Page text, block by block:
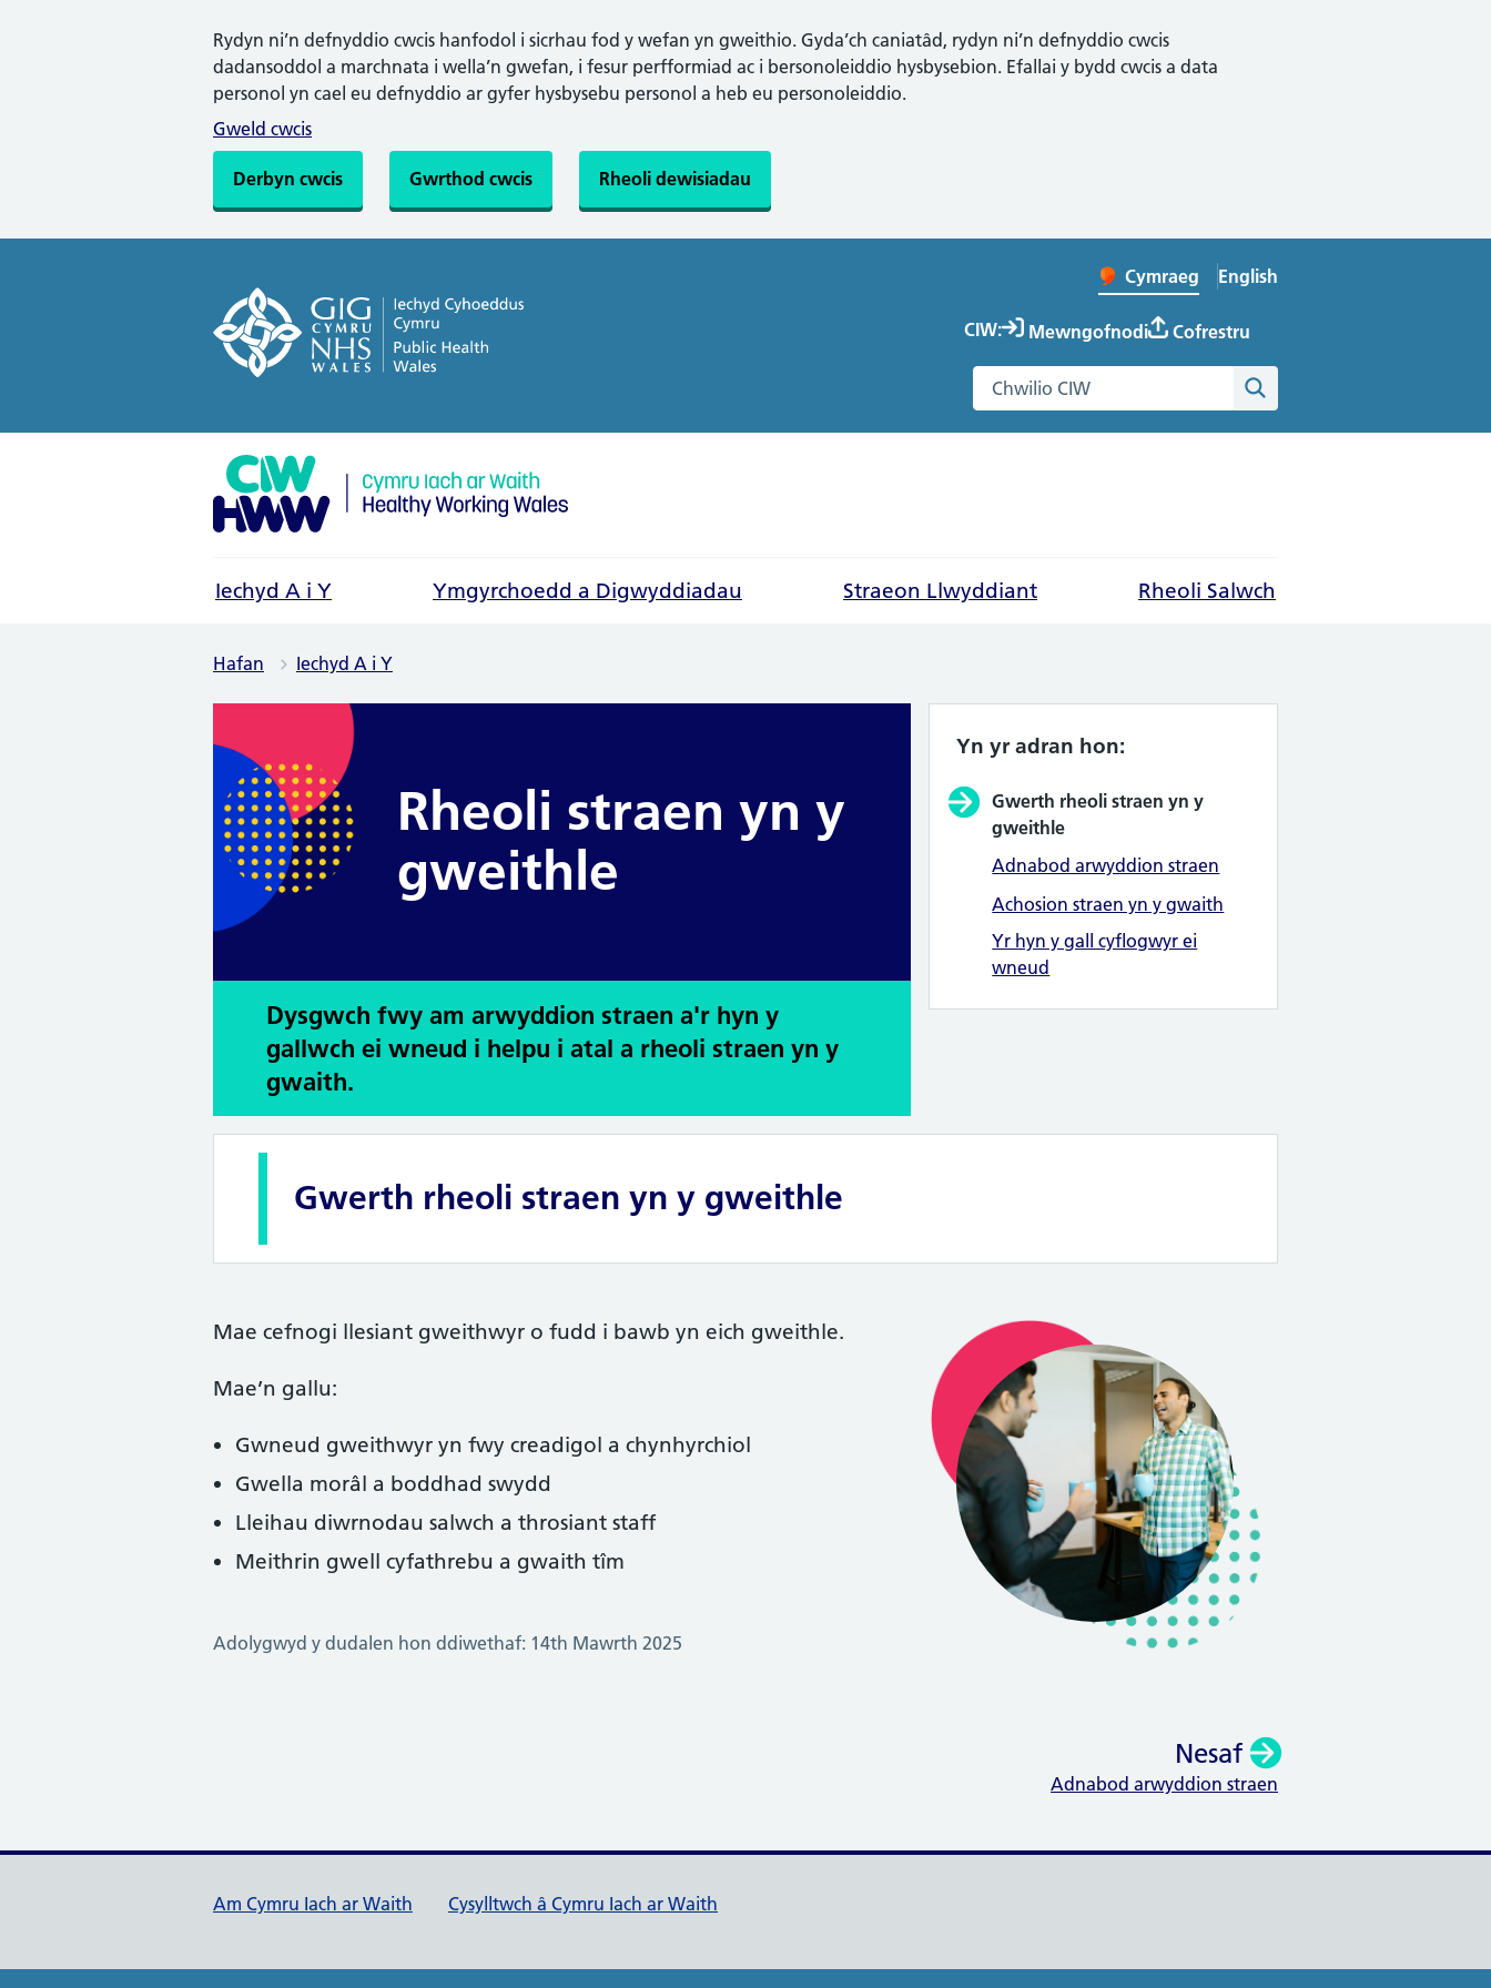
Rydyn ni’n defnyddio cwcis hanfodol i sicrhau fod y wefan yn gweithio. Gyda’ch caniatâd, rydyn ni’n defnyddio cwcis
dadansoddol a marchnata i wella’n gwefan, i fesur perfformiad ac i bersonoleiddio hysbysebion. Efallai y bydd cwcis a data
personol yn cael eu defnyddio ar gyfer hysbysebu personol a heb eu personoleiddio.
Gweld cwcis
Derbyn cwcis Gwrthod cwcis Rheoli dewisiadau
Newid iaith y wefan
Cymraeg English
– Change the language to
CIW: Mewngofnodi Cofrestru
Chwilio gwefan Cymru Iach ar Waith
Chwilio
Iechyd A i Y Ymgyrchoedd a Digwyddiadau Straeon Llwyddiant Rheoli Salwch
Hafan Iechyd A i Y
Rheoli straen yn y
gweithle
Dysgwch fwy am arwyddion straen a'r hyn y
gallwch ei wneud i helpu i atal a rheoli straen yn y
gwaith.
Yn yr adran hon:
Gwerth rheoli straen yn y
gweithle
Adnabod arwyddion straen
Achosion straen yn y gwaith
Yr hyn y gall cyflogwyr ei
wneud
Gwerth rheoli straen yn y gweithle
Mae cefnogi llesiant gweithwyr o fudd i bawb yn eich gweithle.
Mae’n gallu:
Gwneud gweithwyr yn fwy creadigol a chynhyrchiol
Gwella morâl a boddhad swydd
Lleihau diwrnodau salwch a throsiant staff
Meithrin gwell cyfathrebu a gwaith tîm
Adolygwyd y dudalen hon ddiwethaf: 14th Mawrth 2025
Nesaf
Adnabod arwyddion straen
Dolenni cymorth Cymru Iach ar Waith
Am Cymru Iach ar Waith Cysylltwch â Cymru Iach ar Waith